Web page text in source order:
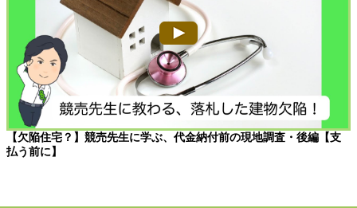
【欠陥住宅？】競売先生に学ぶ、代金納付前の現地調査・後編【支
払う前に】